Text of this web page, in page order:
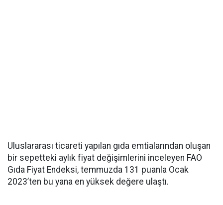
Uluslararası ticareti yapılan gıda emtialarından oluşan
bir sepetteki aylık fiyat değişimlerini inceleyen FAO
Gıda Fiyat Endeksi, temmuzda 131 puanla Ocak
2023’ten bu yana en yüksek değere ulaştı.